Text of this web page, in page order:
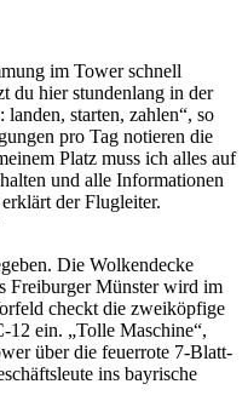
im Tower schnell
du hier stundenlang in der
starten, zahlen“, so
pro Tag notieren die
Platz muss ich alles auf
und alle Informationen
erklärt der Flugleiter.
Die Wolkendecke
FreiburgerMünster wird im
checkt die zweiköpfige
12 ein. „Tolle Maschine“,
über die feuerrote 7-Blatt-
ins bayrische